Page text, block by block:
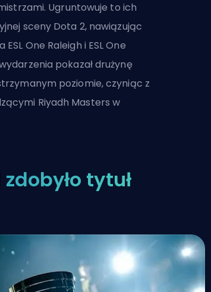
Ugruntowuje to ich
sceny Dota 2, nawiązując
One Raleigh i ESL One
pokazał drużynę
poziomie, czyniąc z
Riyadh Masters w
zdobyło tytuł